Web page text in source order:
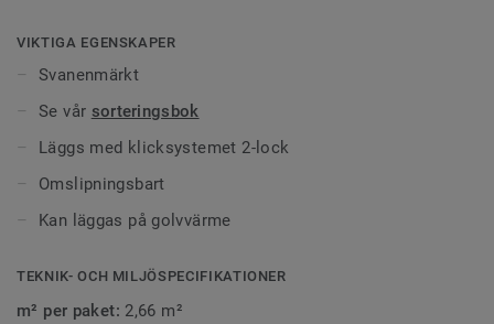
VIKTIGA EGENSKAPER
Svanenmärkt
Se vår sorteringsbok
Läggs med klicksystemet 2-lock
Omslipningsbart
Kan läggas på golvvärme
TEKNIK- OCH MILJÖSPECIFIKATIONER
m² per paket: 2,66 m²